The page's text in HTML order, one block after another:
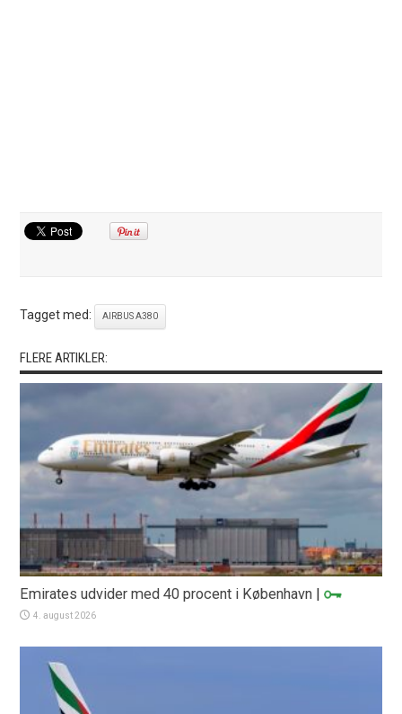
Tagget med: AIRBUS A380
FLERE ARTIKLER:
Emirates udvider med 40 procent i København |
4. august 2026